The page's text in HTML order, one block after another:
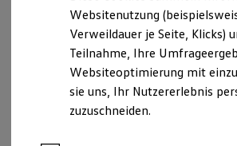
Wartungsverträge
Geschäftskunden
Professional Class bei
Großkunden
Behörden
Direktkunden
Sonderfahrzeuge
Anpfiff zum Gewinn
Bundesstraße 3, 79426 Buggingen
Websitenutzung
Verweildauer je Seite, Klicks)
Teilnahme, Ihre
Websiteoptimierung mit
sie uns, Ihr Nutzererlebnis
zuzuschneiden.